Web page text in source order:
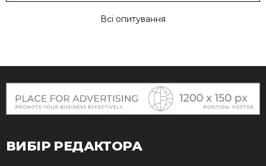
Всі опитування
ВИБІР РЕДАКТОРА